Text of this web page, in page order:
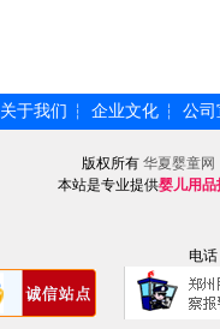
关于我们 ┆ 企业文化 ┆ 公司
版权所有 华夏婴童网
本站是专业提供婴儿用品
电话